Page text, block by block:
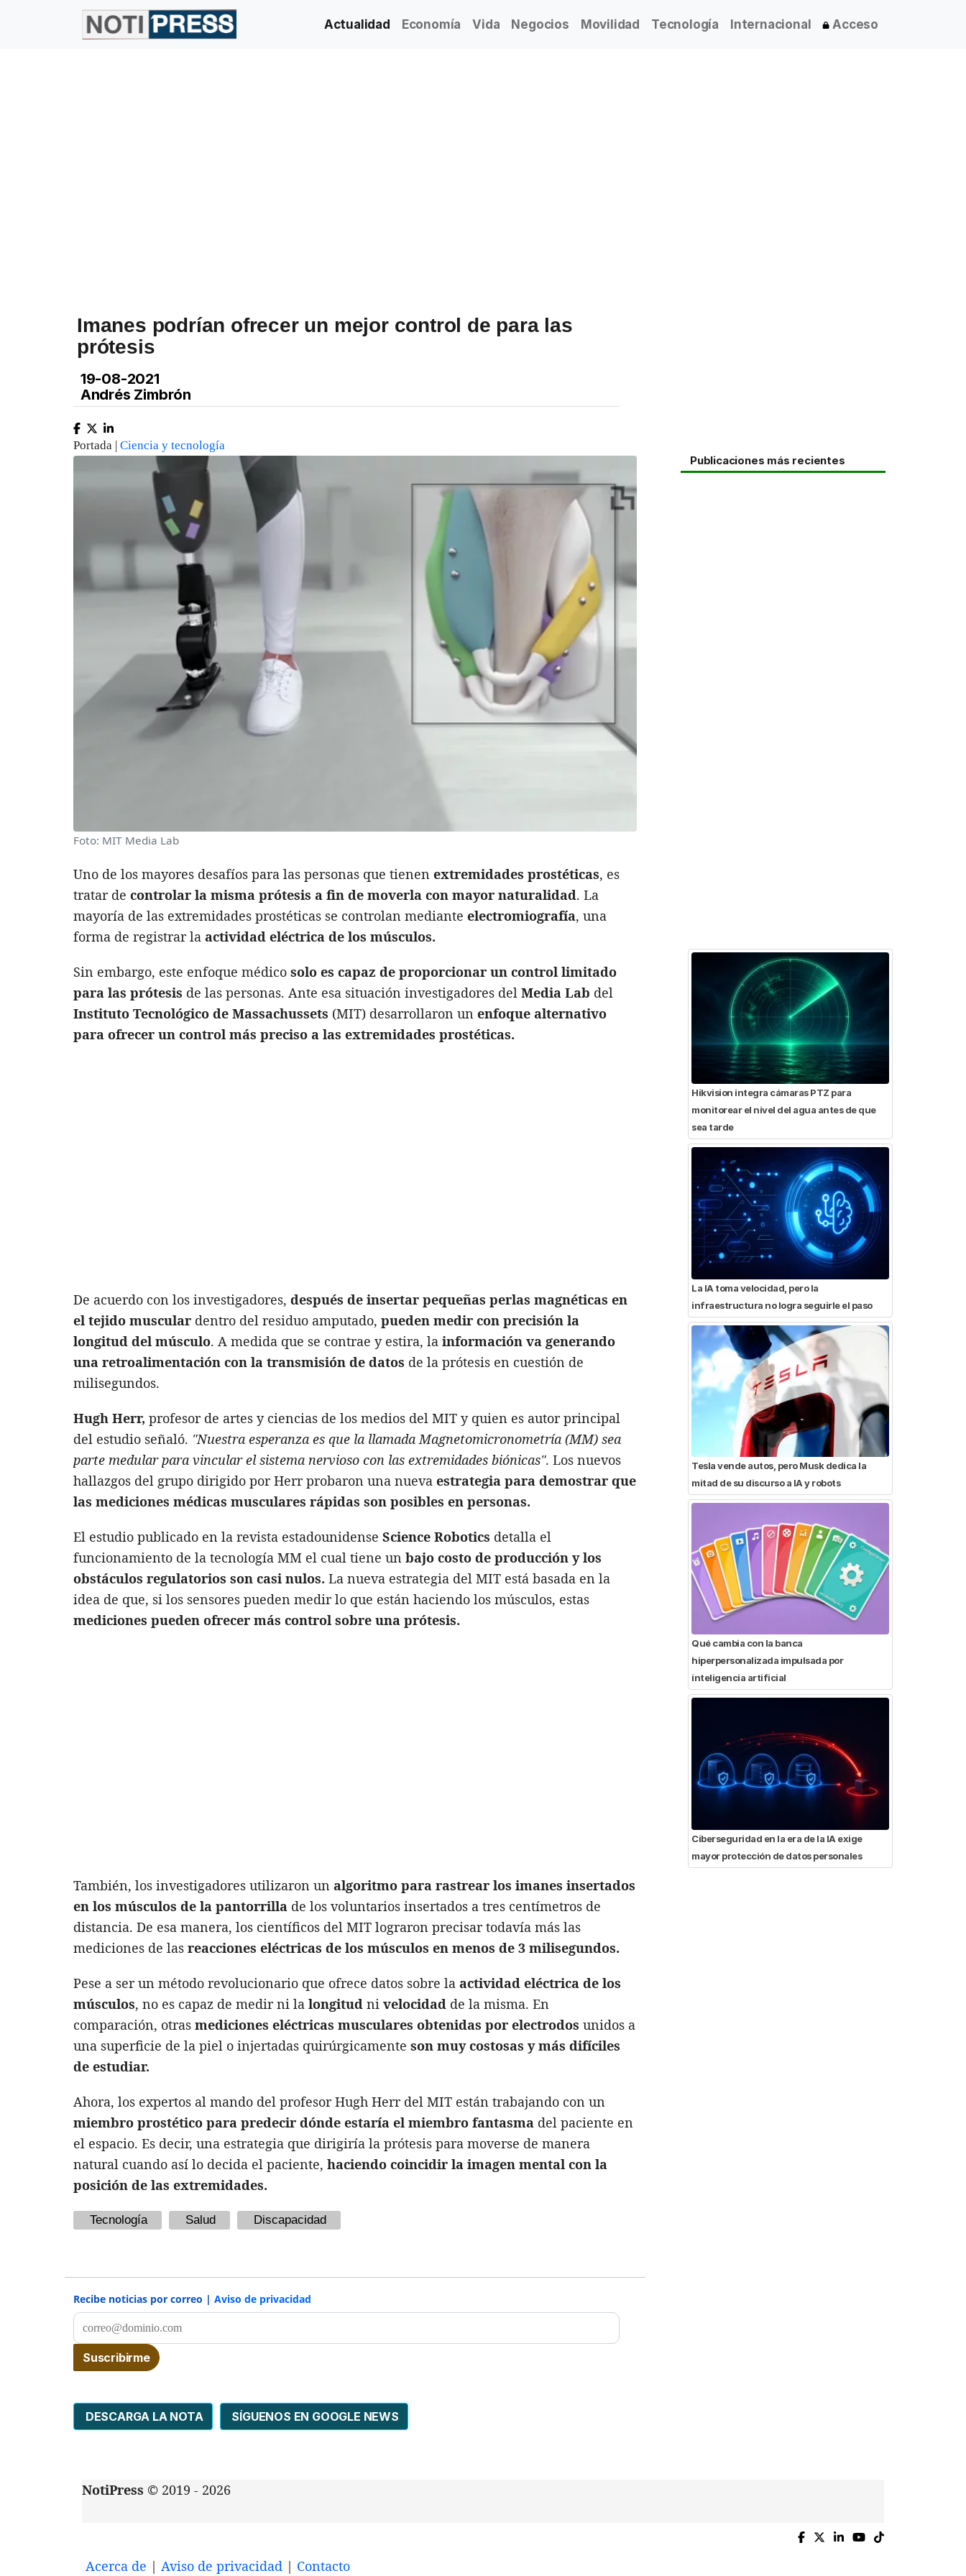
Actualidad Economía Vida Negocios Movilidad Tecnología Internacional Acceso
Imanes podrían ofrecer un mejor control de para las
prótesis
19-08-2021
Andrés Zimbrón
Portada | Ciencia y tecnología
Foto: MIT Media Lab
Uno de los mayores desafíos para las personas que tienen extremidades prostéticas, es
tratar de controlar la misma prótesis a fin de moverla con mayor naturalidad. La
mayoría de las extremidades prostéticas se controlan mediante electromiografía, una
forma de registrar la actividad eléctrica de los músculos.
Sin embargo, este enfoque médico solo es capaz de proporcionar un control limitado
para las prótesis de las personas. Ante esa situación investigadores del Media Lab del
Instituto Tecnológico de Massachussets (MIT) desarrollaron un enfoque alternativo
para ofrecer un control más preciso a las extremidades prostéticas.
De acuerdo con los investigadores, después de insertar pequeñas perlas magnéticas en
el tejido muscular dentro del residuo amputado, pueden medir con precisión la
longitud del músculo. A medida que se contrae y estira, la información va generando
una retroalimentación con la transmisión de datos de la prótesis en cuestión de
milisegundos.
Hugh Herr, profesor de artes y ciencias de los medios del MIT y quien es autor principal
del estudio señaló. "Nuestra esperanza es que la llamada Magnetomicronometría (MM) sea
parte medular para vincular el sistema nervioso con las extremidades biónicas". Los nuevos
hallazgos del grupo dirigido por Herr probaron una nueva estrategia para demostrar que
las mediciones médicas musculares rápidas son posibles en personas.
El estudio publicado en la revista estadounidense Science Robotics detalla el
funcionamiento de la tecnología MM el cual tiene un bajo costo de producción y los
obstáculos regulatorios son casi nulos. La nueva estrategia del MIT está basada en la
idea de que, si los sensores pueden medir lo que están haciendo los músculos, estas
mediciones pueden ofrecer más control sobre una prótesis.
También, los investigadores utilizaron un algoritmo para rastrear los imanes insertados
en los músculos de la pantorrilla de los voluntarios insertados a tres centímetros de
distancia. De esa manera, los científicos del MIT lograron precisar todavía más las
mediciones de las reacciones eléctricas de los músculos en menos de 3 milisegundos.
Pese a ser un método revolucionario que ofrece datos sobre la actividad eléctrica de los
músculos, no es capaz de medir ni la longitud ni velocidad de la misma. En
comparación, otras mediciones eléctricas musculares obtenidas por electrodos unidos a
una superficie de la piel o injertadas quirúrgicamente son muy costosas y más difíciles
de estudiar.
Ahora, los expertos al mando del profesor Hugh Herr del MIT están trabajando con un
miembro prostético para predecir dónde estaría el miembro fantasma del paciente en
el espacio. Es decir, una estrategia que dirigiría la prótesis para moverse de manera
natural cuando así lo decida el paciente, haciendo coincidir la imagen mental con la
posición de las extremidades.
Tecnología Salud Discapacidad
Recibe noticias por correo | Aviso de privacidad
DESCARGA LA NOTA SÍGUENOS EN GOOGLE NEWS
Publicaciones más recientes
Hikvision integra cámaras PTZ para
monitorear el nivel del agua antes de que
sea tarde
La IA toma velocidad, pero la
infraestructura no logra seguirle el paso
Tesla vende autos, pero Musk dedica la
mitad de su discurso a IA y robots
Qué cambia con la banca
hiperpersonalizada impulsada por
inteligencia artificial
Ciberseguridad en la era de la IA exige
mayor protección de datos personales
NotiPress © 2019 - 2026
Acerca de | Aviso de privacidad | Contacto